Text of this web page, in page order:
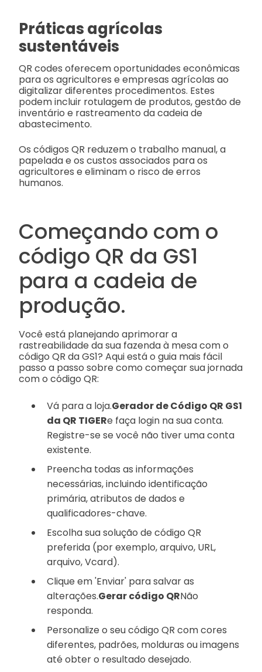
Práticas agrícolas
sustentáveis
QR codes oferecem oportunidades econômicas
para os agricultores e empresas agrícolas ao
digitalizar diferentes procedimentos. Estes
podem incluir rotulagem de produtos, gestão de
inventário e rastreamento da cadeia de
abastecimento.
Os códigos QR reduzem o trabalho manual, a
papelada e os custos associados para os
agricultores e eliminam o risco de erros
humanos.
Começando com o
código QR da GS1
para a cadeia de
produção.
Você está planejando aprimorar a
rastreabilidade da sua fazenda à mesa com o
código QR da GS1? Aqui está o guia mais fácil
passo a passo sobre como começar sua jornada
com o código QR:
Vá para a loja.Gerador de Código QR GS1
da QR TIGERe faça login na sua conta.
Registre-se se você não tiver uma conta
existente.
Preencha todas as informações
necessárias, incluindo identificação
primária, atributos de dados e
qualificadores-chave.
Escolha sua solução de código QR
preferida (por exemplo, arquivo, URL,
arquivo, Vcard).
Clique em 'Enviar' para salvar as
alterações.Gerar código QRNão
responda.
Personalize o seu código QR com cores
diferentes, padrões, molduras ou imagens
até obter o resultado desejado.